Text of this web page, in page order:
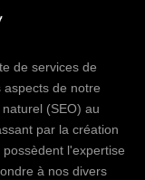
de services de
aspects de notre
(SEO) au
par la création
l'expertise
à nos divers